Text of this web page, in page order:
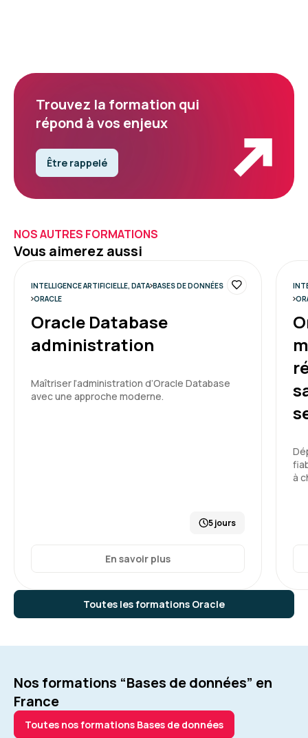
Trouvez la formation qui
répond à vos enjeux
Être rappelé
NOS AUTRES FORMATIONS
Vous aimerez aussi
Toutes les formations Oracle
INTELLIGENCE ARTIFICIELLE, DATA BASES DE DONNÉES
ORACLE
Oracle Database
administration
Maîtriser l’administration d’Oracle Database
avec une approche moderne.
5 jours
En savoir plus
à
Nos formations “Bases de données” en
France
Toutes nos formations Bases de données